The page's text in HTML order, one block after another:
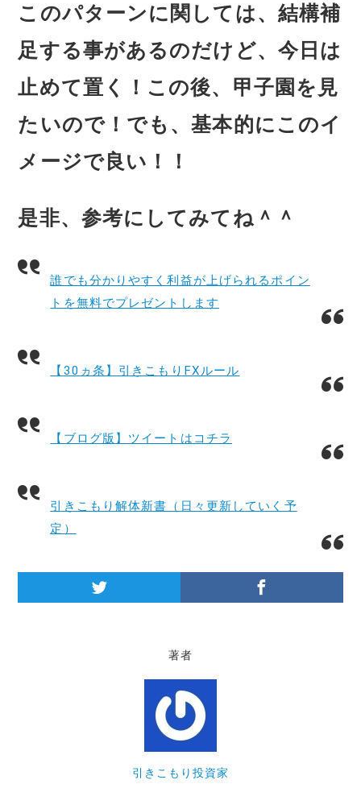
このパターンに関しては、結構補
足する事があるのだけど、今日は
止めて置く！この後、甲子園を見
たいので！でも、基本的にこのイ
メージで良い！！
是非、参考にしてみてね＾＾
誰でも分かりやすく利益が上げられるポイン
トを無料でプレゼントします
【30ヵ条】引きこもりFXルール
【ブログ版】ツイートはコチラ
引きこもり解体新書（日々更新していく予
定）
著者
引きこもり投資家